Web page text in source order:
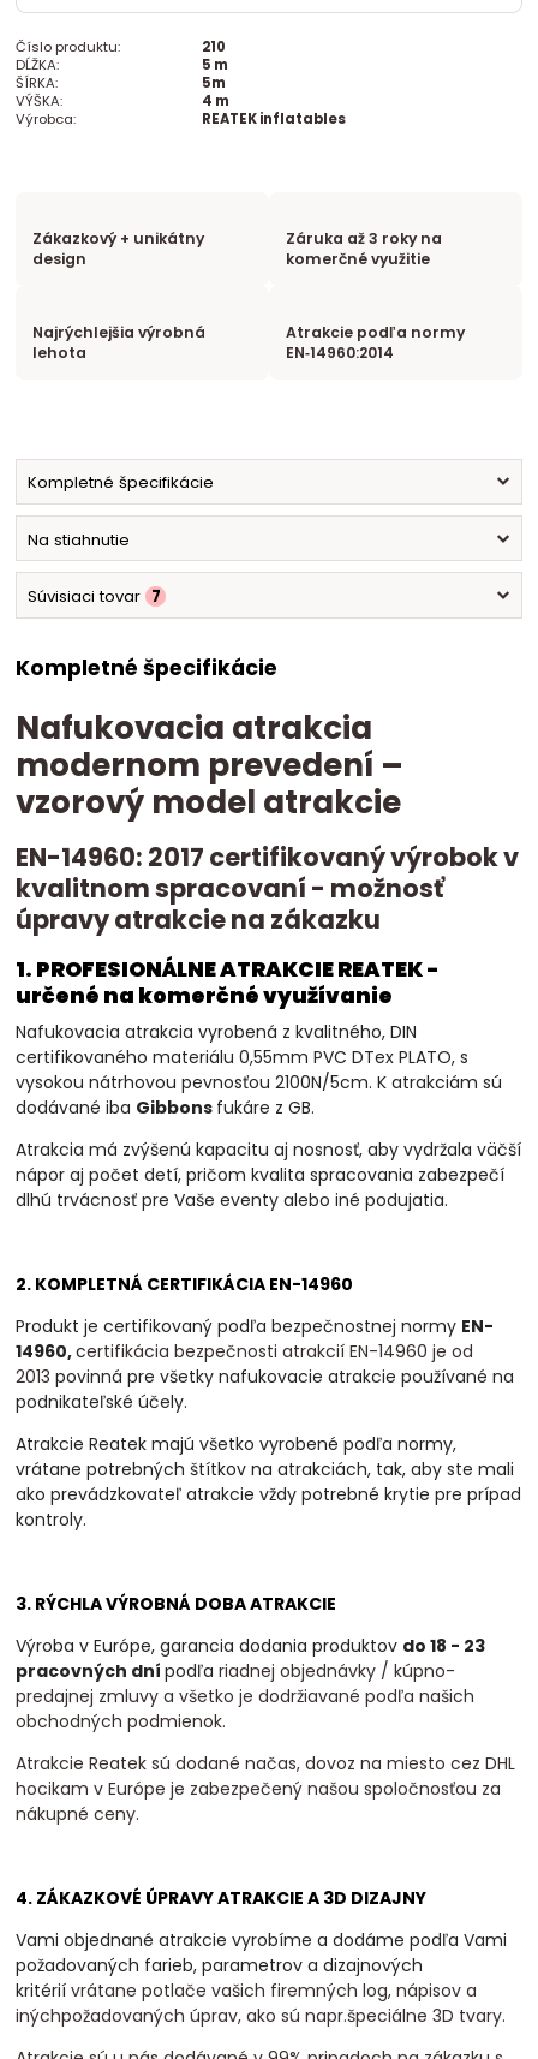
Číslo produktu:
210
DĹŽKA:
5 m
ŠÍRKA:
5m
VÝŠKA:
4 m
Výrobca:
REATEK inflatables
Zákazkový + unikátny
design
Záruka až 3 roky na
komerčné využitie
Najrýchlejšia výrobná
lehota
Atrakcie podľa normy
EN‑14960:2014
Kompletné špecifikácie
Na stiahnutie
Súvisiaci tovar 7
Kompletné špecifikácie
Nafukovacia atrakcia
modernom prevedení –
vzorový model atrakcie
EN-14960: 2017 certifikovaný výrobok v
kvalitnom spracovaní - možnosť
úpravy atrakcie na zákazku
1. PROFESIONÁLNE ATRAKCIE REATEK -
určené na komerčné využívanie
Nafukovacia atrakcia vyrobená z kvalitného, DIN
certifikovaného materiálu 0,55mm PVC DTex PLATO, s
vysokou nátrhovou pevnosťou 2100N/5cm. K atrakciám sú
dodávané iba Gibbons fukáre z GB.
Atrakcia má zvýšenú kapacitu aj nosnosť, aby vydržala väčší
nápor aj počet detí, pričom kvalita spracovania zabezpečí
dlhú trvácnosť pre Vaše eventy alebo iné podujatia.
2. KOMPLETNÁ CERTIFIKÁCIA EN-14960
Produkt je certifikovaný podľa bezpečnostnej normy EN-
14960,certifikácia bezpečnosti atrakcií EN-14960 je od
2013povinnápre všetky nafukovacie atrakcie používané na
podnikateľské účely.
Atrakcie Reatek majú všetko vyrobené podľa normy,
vrátane potrebných štítkov na atrakciách, tak, aby ste mali
ako prevádzkovateľ atrakcie vždy potrebné krytie pre prípad
kontroly.
3. RÝCHLA VÝROBNÁ DOBA ATRAKCIE
Výroba v Európe, garancia dodania produktov do 18 - 23
pracovných dnípodľariadnej objednávky / kúpno-
predajnej zmluvy a všetko je dodržiavané podľa našich
obchodných podmienok.
Atrakcie Reatek sú dodané načas, dovoz na miesto cez DHL
hocikam v Európe je zabezpečený našou spoločnosťou za
nákupné ceny.
4. ZÁKAZKOVÉ ÚPRAVY ATRAKCIE A 3D DIZAJNY
Vami objednané atrakcie vyrobíme a dodáme podľa Vami
požadovaných farieb, parametrov a dizajnových
kritérií vrátane potlače vašich firemných log, nápisov a
inýchpožadovaných úprav, ako sú napr.špeciálne 3D tvary.